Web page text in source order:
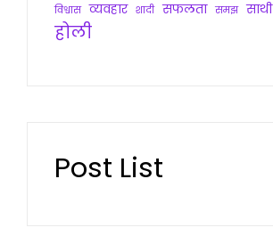
विश्वास व्यवहार शादी सफलता समझ साथी
होली
Post List